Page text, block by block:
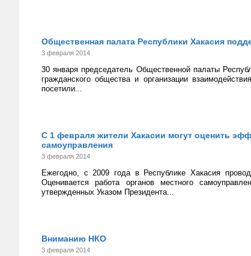
Общественная палата Республики Хакасия
3 февраля 2014
30 января председатель Общественной палаты
гражданского общества и организации
посетили...
С 1 февраля жители Хакасии могут оценить
самоуправления
3 февраля 2014
Ежегодно, с 2009 года в Республике Хакасия
Оценивается работа органов местного
утвержденных Указом Президента...
Вниманию НКО
3 февраля 2014